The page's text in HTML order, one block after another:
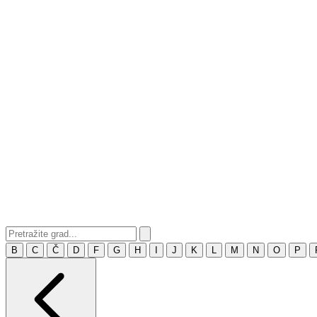
B C Č D F G H J K M N O P